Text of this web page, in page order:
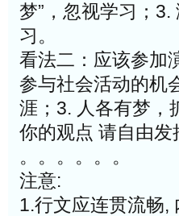
梦”，忽视学习；
习。
看法二：应该参加
参与社会活动的机
涯；3. 人各有梦，
你的观点 请自由
。。。。。。
注意:
1.行文应连贯流畅,